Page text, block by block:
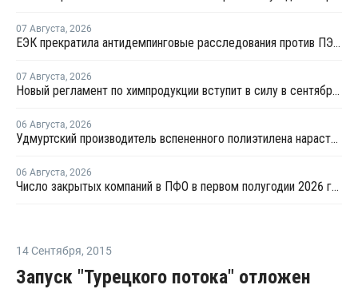
07 Августа, 2026
ЕЭК прекратила антидемпинговые расследования против ПЭ и ПП из Азербайджана и Туркменистана
07 Августа, 2026
Новый регламент по химпродукции вступит в силу в сентябре 2027 года
06 Августа, 2026
Удмуртский производитель вспененного полиэтилена нарастит выпуск на 15%
06 Августа, 2026
Число закрытых компаний в ПФО в первом полугодии 2026 года вдвое превысило число новых
14 Сентября, 2015
Запуск "Турецкого потока" отложен